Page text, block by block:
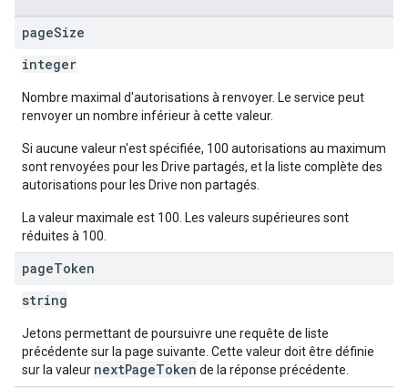
pageSize
integer
Nombre maximal d'autorisations à renvoyer. Le service peut
renvoyer un nombre inférieur à cette valeur.
Si aucune valeur n'est spécifiée, 100 autorisations au maximum
sont renvoyées pour les Drive partagés, et la liste complète des
autorisations pour les Drive non partagés.
La valeur maximale est 100. Les valeurs supérieures sont
réduites à 100.
pageToken
string
Jetons permettant de poursuivre une requête de liste
précédente sur la page suivante. Cette valeur doit être définie
sur la valeur nextPageToken de la réponse précédente.